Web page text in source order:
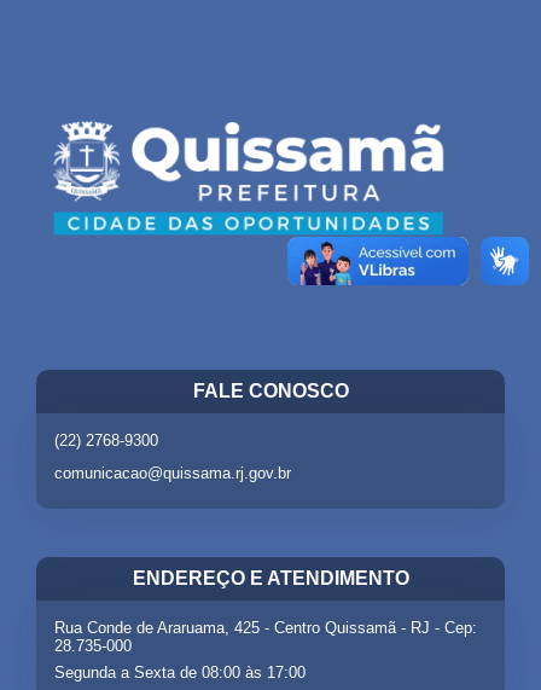
FALE CONOSCO
(22) 2768-9300
comunicacao@quissama.rj.gov.br
ENDEREÇO E ATENDIMENTO
Rua Conde de Araruama, 425 - Centro Quissamã - RJ - Cep:
28.735-000
Segunda a Sexta de 08:00 às 17:00